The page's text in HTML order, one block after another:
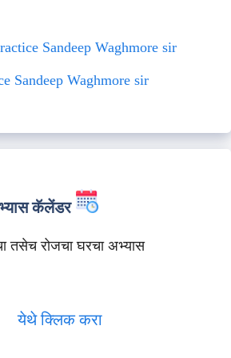
Sandeep Waghmore sir
Sandeep Waghmore sir
कॅलेंडर
तसेच रोजचा घरचा अभ्यास
येथे क्लिक करा